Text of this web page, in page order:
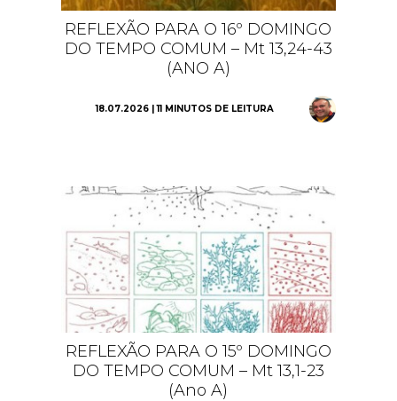
REFLEXÃO PARA O 16º DOMINGO
DO TEMPO COMUM – Mt 13,24-43
(ANO A)
18.07.2026 | 11 MINUTOS DE LEITURA
REFLEXÃO PARA O 15º DOMINGO
DO TEMPO COMUM – Mt 13,1-23
(Ano A)